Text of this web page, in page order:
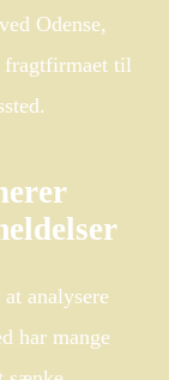
Odense,
fragtfirmaet til
analysere
har mange